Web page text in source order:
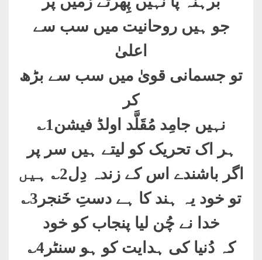
جو ہیں روحانیت میں سب سے
اعلیٰ
تو جسمانی قویٰ میں سب سے بڑھ
کر
نہیں جامِد مُقَلَّد اولڈ فیشن1؎
ہر اک تحریک کو لیتے ہیں سر پر
اگر باشندے اس کے زندہ دِل2؎ ہیں
تو خود یہ ہند کا ہے دستِ خَنجر3؎
خدا نے چُن لیا پنجاب کو خود
کہ دُنیا کی ہدایت کو ہو سنٹر4؎